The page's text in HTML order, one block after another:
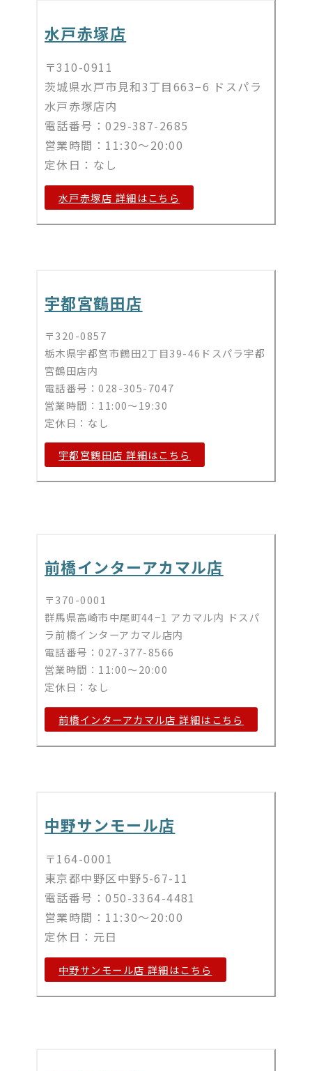
水戸赤塚店
〒310-0911
茨城県水戸市見和3丁目663−6 ドスパラ
水戸赤塚店内
電話番号：029-387-2685
営業時間：11:30～20:00
定休日：なし
水戸赤塚店 詳細はこちら
宇都宮鶴田店
〒320-0857
栃木県宇都宮市鶴田2丁目39-46ドスパラ宇都
宮鶴田店内
電話番号：028-305-7047
営業時間：11:00～19:30
定休日：なし
宇都宮鶴田店 詳細はこちら
前橋インターアカマル店
〒370-0001
群馬県高崎市中尾町44−1 アカマル内 ドスパ
ラ前橋インターアカマル店内
電話番号：027-377-8566
営業時間：11:00～20:00
定休日：なし
前橋インターアカマル店 詳細はこちら
中野サンモール店
〒164-0001
東京都中野区中野5-67-11
電話番号：050-3364-4481
営業時間：11:30～20:00
定休日： 元日
中野サンモール店 詳細はこちら